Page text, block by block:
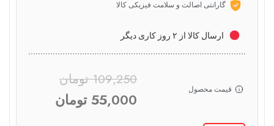
گارانتی اصالت و سلامت فیزیکی کالا
ارسال کالا از ۲ روز کاری دیگر
قیمت محصول
109,250 تومان
55,000 تومان